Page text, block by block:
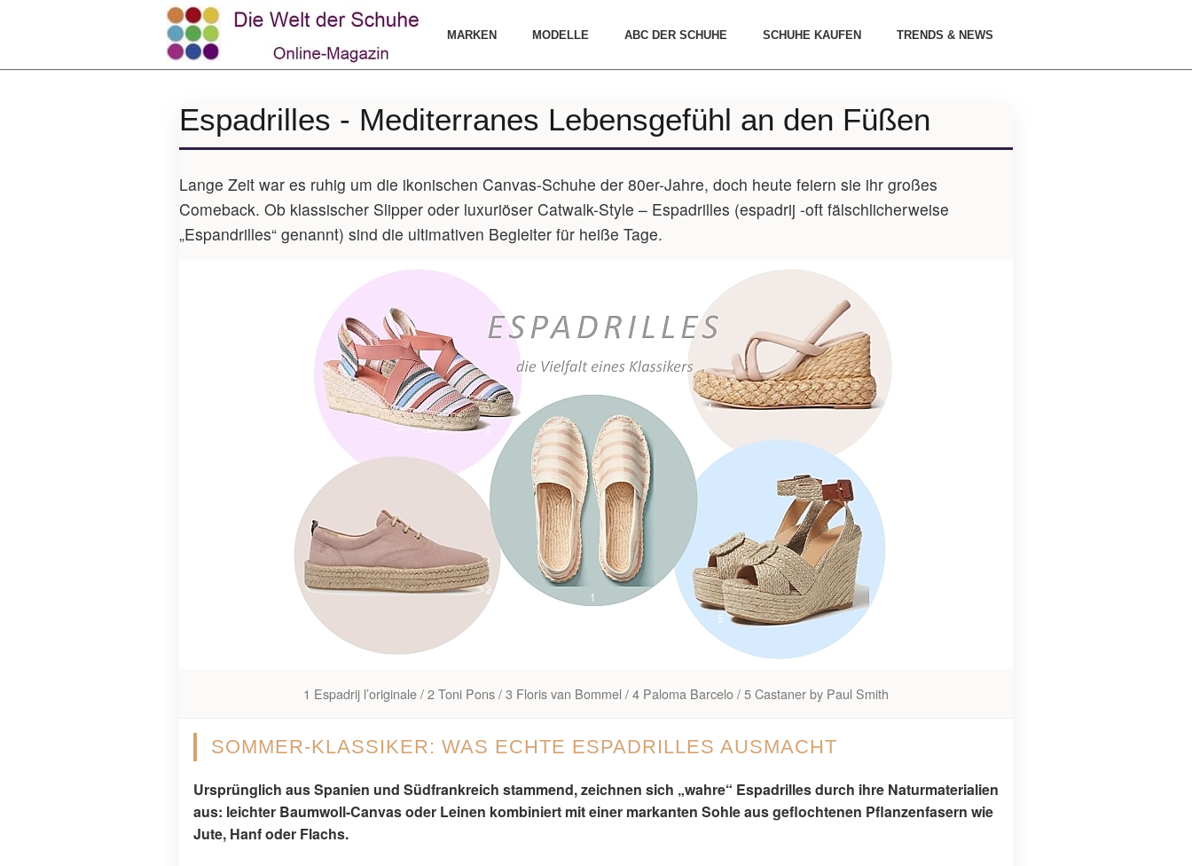
MARKEN MODELLE ABC DER SCHUHE SCHUHE KAUFEN TRENDS & NEWS
Espadrilles - Mediterranes Lebensgefühl an den Füßen
Lange Zeit war es ruhig um die ikonischen Canvas-Schuhe der 80er-Jahre, doch heute feiern sie ihr großes
Comeback. Ob klassischer Slipper oder luxuriöser Catwalk-Style – Espadrilles (espadrij -oft fälschlicherweise
„Espandrilles“ genannt) sind die ultimativen Begleiter für heiße Tage.
1 Espadrij l’originale / 2 Toni Pons / 3 Floris van Bommel / 4 Paloma Barcelo / 5 Castaner by Paul Smith
SOMMER-KLASSIKER: WAS ECHTE ESPADRILLES AUSMACHT
Ursprünglich aus Spanien und Südfrankreich stammend, zeichnen sich „wahre“ Espadrilles durch ihre Naturmaterialien
aus: leichter Baumwoll-Canvas oder Leinen kombiniert mit einer markanten Sohle aus geflochtenen Pflanzenfasern wie
Jute, Hanf oder Flachs.